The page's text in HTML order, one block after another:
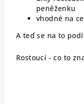
peněženku
vhodné na
A teď se na to
Rostoucí - co to